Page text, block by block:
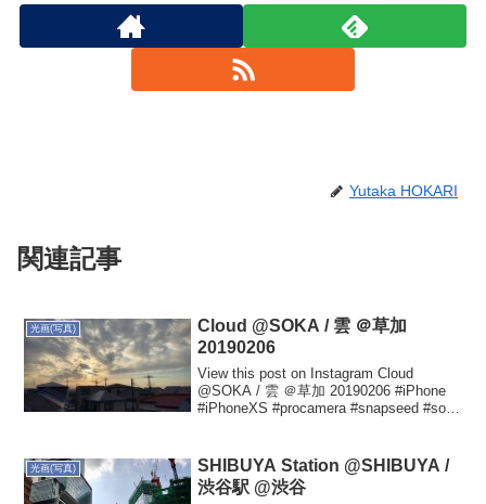
Yutaka HOKARI
関連記事
光画(写真)
Cloud @SOKA / 雲 ＠草加
20190206
View this post on Instagram Cloud
@SOKA / 雲 ＠草加 20190206 #iPhone
#iPhoneXS #procamera #snapseed #soka
光画(写真)
SHIBUYA Station @SHIBUYA /
渋谷駅 @渋谷